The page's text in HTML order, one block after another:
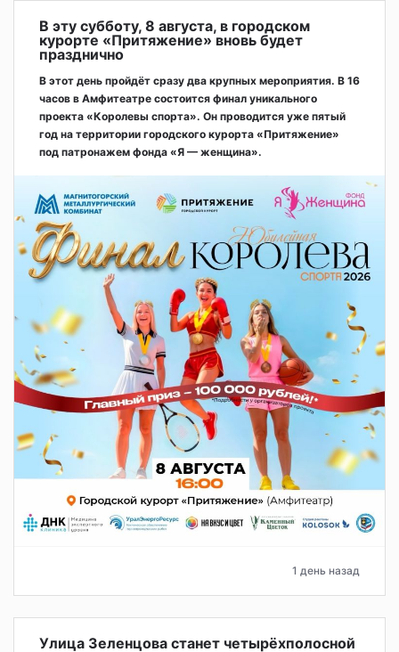
В эту субботу, 8 августа, в городском
курорте «Притяжение» вновь будет
празднично
В этот день пройдёт сразу два крупных мероприятия. В 16
часов в Амфитеатре состоится финал уникального
проекта «Королевы спорта». Он проводится уже пятый
год на территории городского курорта «Притяжение»
под патронажем фонда «Я — женщина».
1 день назад
Улица Зеленцова станет четырёхполосной